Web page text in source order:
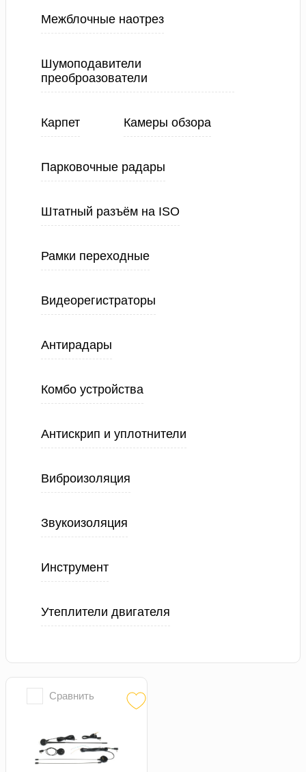
Межблочные наотрез
Шумоподавители
преоброазователи
Карпет Камеры обзора
Парковочные радары
Штатный разъём на ISO
Рамки переходные
Видеорегистраторы
Антирадары
Комбо устройства
Антискрип и уплотнители
Виброизоляция
Звукоизоляция
Инструмент
Утеплители двигателя
Сравнить